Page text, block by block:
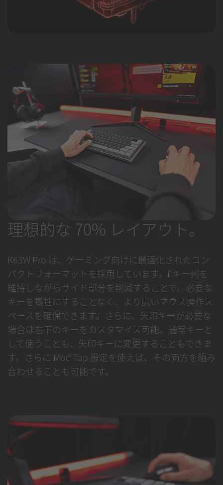
理想的な 70% レイアウト。
K63W Pro は、ゲーミング向けに最適化されたコン
パクトフォーマットを採用しています。Fキー列を
維持しながらサイド部分を削減することで、必要な
キーを犠牲にすることなく、より広いマウス操作ス
ペースを確保できます。さらに、矢印キーが必要な
場合は右下のキーをカスタマイズ可能。通常キーと
して使うことも、矢印キーに変更することもできま
す。さらに Mod Tap 設定を使えば、その両方を組み
合わせることも可能です。